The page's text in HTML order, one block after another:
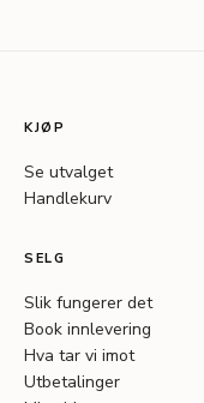
KJØP
Se utvalget
Handlekurv
SELG
Slik fungerer det
Book innlevering
Hva tar vi imot
Utbetalinger